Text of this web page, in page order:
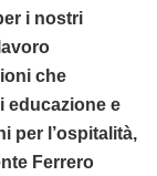
i nostri
che
educazione e
per l’ospitalità,
Ferrero